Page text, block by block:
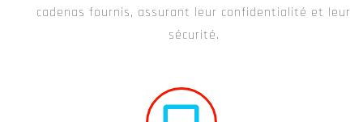
cadenas fournis, assurant leur confidentialité et leur
sécurité.